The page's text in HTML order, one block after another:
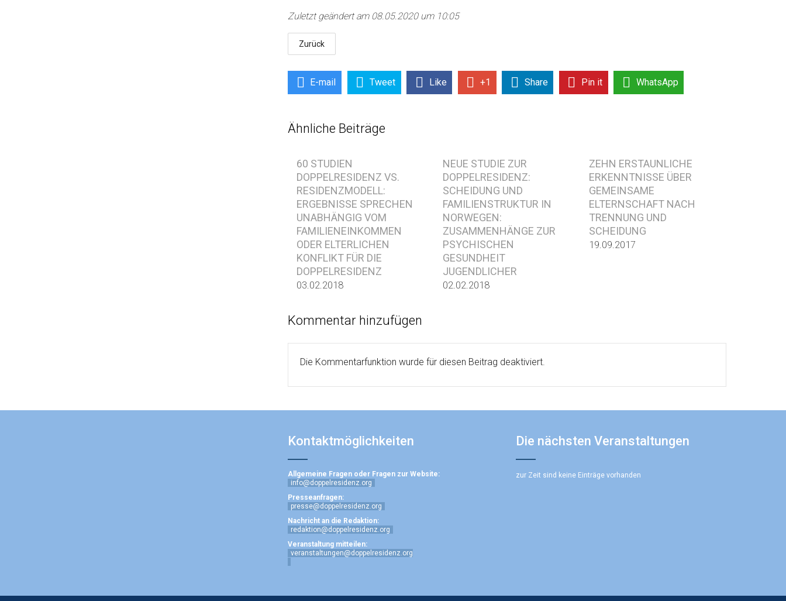
Zuletzt geändert am 08.05.2020 um 10:05
Zurück
E-mail Tweet Like +1 Share Pin it WhatsApp
Ähnliche Beiträge
60 STUDIEN
DOPPELRESIDENZ VS.
RESIDENZMODELL:
ERGEBNISSE SPRECHEN
UNABHÄNGIG VOM
FAMILIENEINKOMMEN
ODER ELTERLICHEN
KONFLIKT FÜR DIE
DOPPELRESIDENZ
03.02.2018
NEUE STUDIE ZUR
DOPPELRESIDENZ:
SCHEIDUNG UND
FAMILIENSTRUKTUR IN
NORWEGEN:
ZUSAMMENHÄNGE ZUR
PSYCHISCHEN
GESUNDHEIT
JUGENDLICHER
02.02.2018
ZEHN ERSTAUNLICHE
ERKENNTNISSE ÜBER
GEMEINSAME
ELTERNSCHAFT NACH
TRENNUNG UND
SCHEIDUNG
19.09.2017
Kommentar hinzufügen
Die Kommentarfunktion wurde für diesen Beitrag deaktiviert.
Kontaktmöglichkeiten
Allgemeine Fragen oder Fragen zur Website:
info@doppelresidenz.org
Presseanfragen:
presse@doppelresidenz.org
Nachricht an die Redaktion:
redaktion@doppelresidenz.org
Veranstaltung mitteilen:
veranstaltungen@doppelresidenz.org
Die nächsten Veranstaltungen
zur Zeit sind keine Einträge vorhanden